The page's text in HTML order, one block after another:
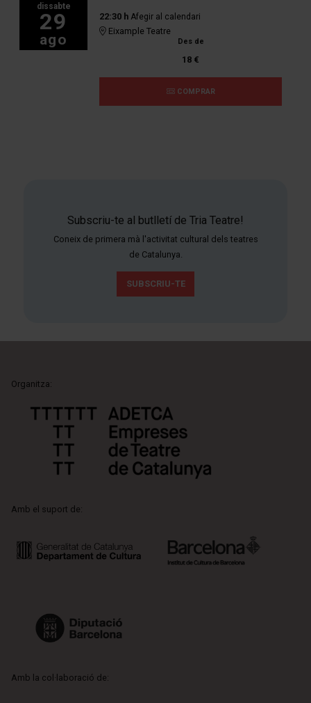
dissabte
29
ago
22:30 h Afegir al calendari
Eixample Teatre
Des de
18 €
COMPRAR
Subscriu-te al butlletí de Tria Teatre!
Coneix de primera mà l'activitat cultural dels teatres
de Catalunya.
SUBSCRIU-TE
Organitza:
Amb el suport de:
Amb la col·laboració de: